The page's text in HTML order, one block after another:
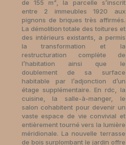
de 155 m², la parcelle s’inscrit
entre 2 immeubles 1920 aux
pignons de briques très affirmés.
La démolition totale des toitures et
des intérieurs existants, a permis
la transformation et la
restructuration complète de
l’habitation ainsi que le
doublement de sa surface
habitable par l’adjonction d’un
étage supplémentaire. En rdc, la
cuisine, la salle-à-manger, le
salon cohabitent pour devenir un
vaste espace de vie convivial et
entièrement tourné vers la lumière
méridionale. La nouvelle terrasse
de bois surplombant le jardin offre